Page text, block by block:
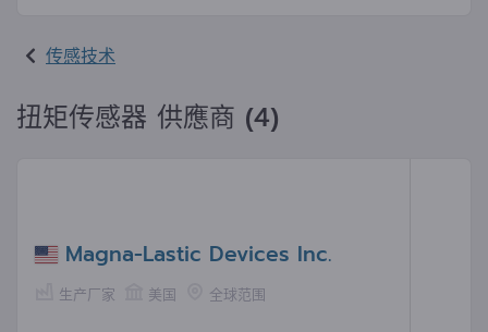
传感技术
扭矩传感器 供應商 (4)
Magna-Lastic Devices Inc.
生产厂家 美国 全球范围